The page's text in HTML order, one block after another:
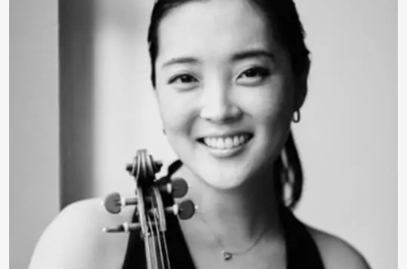
Klasse an der HMDK Stuttgart.
Zu ihren größten Wettbewerbserfolgen gehört der ARD-
Musikwettbewerb 2017, aus dem sie als 2. Preisträgerin
hervorging (ohne Vergabe des 1. Preises). Sie gewann
auch den Publikumspreis und den Sonderpreis des
Münchener Kammerorchesters. Sarah Christian
konzertierte in vielen Ländern Europas sowie in China,
Japan, Südamerika und den USA. Als Solistin spielte sie
mit Orchestern wie der Camerata Salzburg, dem
Sinfonieorchester des Bayerischen Rundfunks oder dem
Auckland Philharmonia. Ihr Debüt in der Carnegie Hall
mit dem Bayerischen Staatsorchester hatte Sarah
Christian im März 2018. Ihre Debüt-CD (GENUIN, 2017)